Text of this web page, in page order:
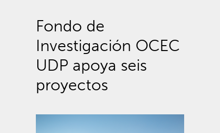
Fondo de
Investigación OCEC
UDP apoya seis
proyectos